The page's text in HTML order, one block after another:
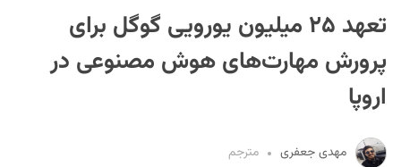
تعهد ۲۵ میلیون یورویی گوگل برای
پرورش مهارت‌های هوش مصنوعی در
اروپا
مهدی جعفری مترجم